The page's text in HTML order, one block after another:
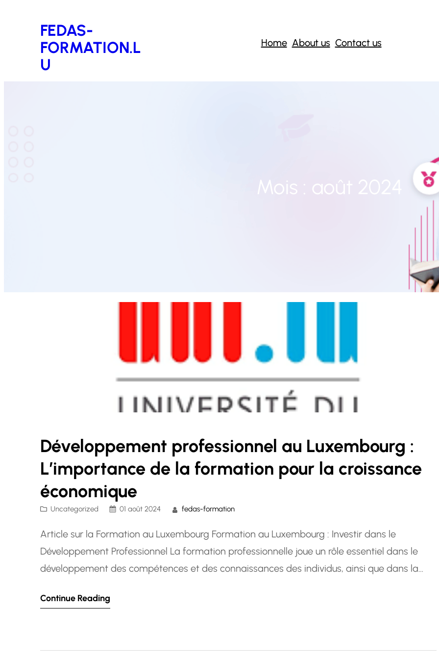
FEDAS-
FORMATION.L
U
Home About us Contact us
Mois : août 2024
Développement professionnel au Luxembourg :
L’importance de la formation pour la croissance
économique
Uncategorized 01 août 2024 fedas-formation
Article sur la Formation au Luxembourg Formation au Luxembourg : Investir dans le
Développement Professionnel La formation professionnelle joue un rôle essentiel dans le
développement des compétences et des connaissances des individus, ainsi que dans la
dynamique et sa main-d’œuvre hautement qualifiée, l’importance de…
Continue Reading